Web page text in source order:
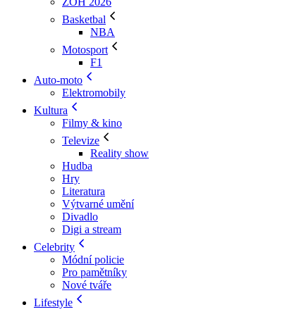
Basketbal
NBA
Motosport
F1
Auto-moto
Elektromobily
Kultura
Filmy & kino
Televize
Reality show
Hudba
Hry
Literatura
Výtvarné umění
Divadlo
Digi a stream
Celebrity
Módní policie
Pro pamětníky
Nové tváře
Lifestyle